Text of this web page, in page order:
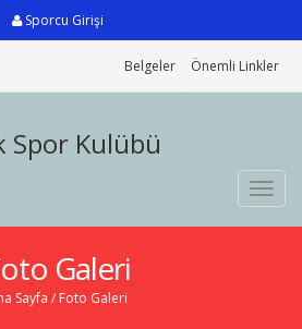
Sporcu Girişi
Önemli Linkler
Belgeler
Spor Kulübü
Galeri
Sayfa / Foto Galeri